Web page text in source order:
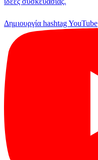
Δημιουργία hashtag YouTube